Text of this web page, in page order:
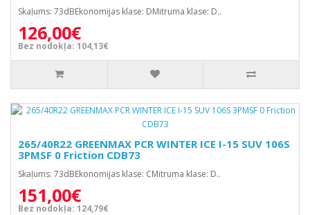
Skaļums: 73dBEkonomijas klase: DMitruma klase: D..
126,00€
Bez nodokļa: 104,13€
265/40R22 GREENMAX PCR WINTER ICE I-15 SUV 106S
3PMSF 0 Friction CDB73
Skaļums: 73dBEkonomijas klase: CMitruma klase: D..
151,00€
Bez nodokļa: 124,79€